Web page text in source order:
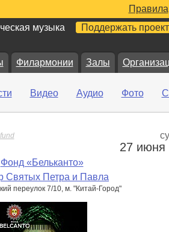
Правила
музыка Поддержать проект
Филармонии Залы
Видео Аудио Фото
27 июня
Фонд «Бельканто»
Святых Петра и Павла
переулок 7/10, м. "Китай-Город"